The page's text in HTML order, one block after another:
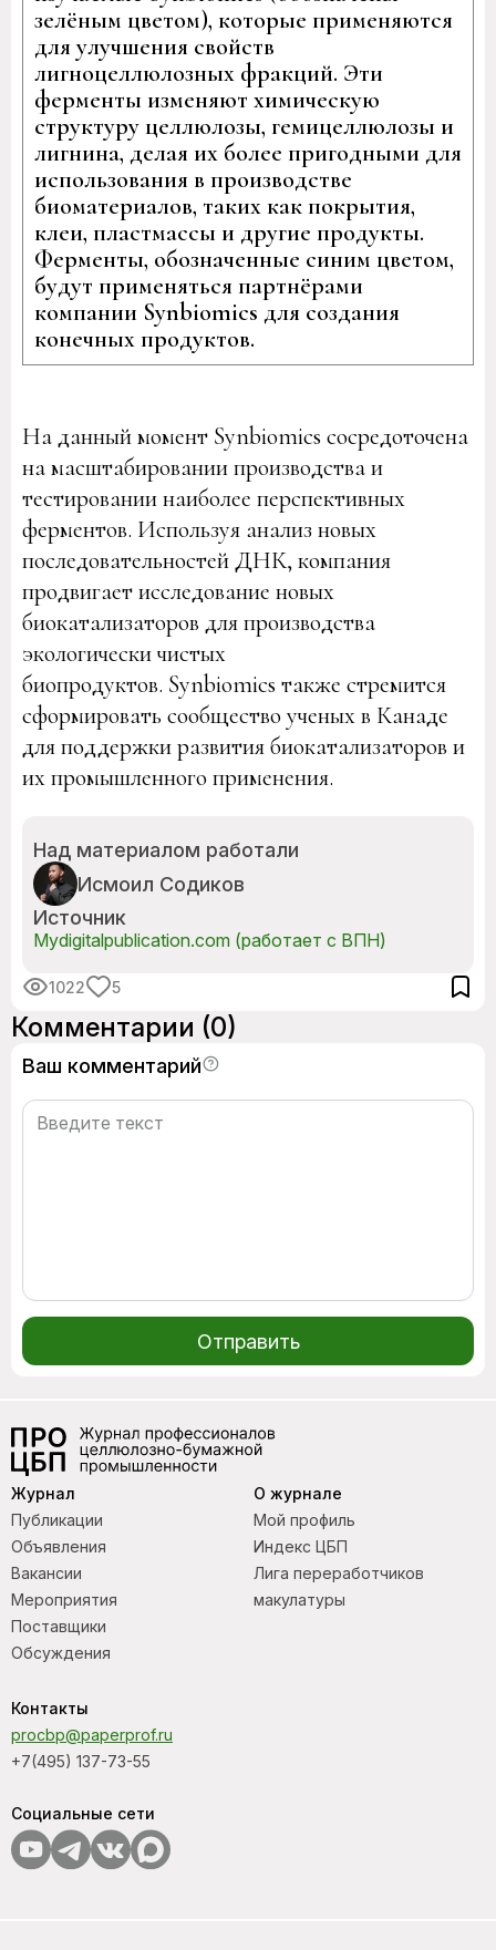
зелёным цветом), которые применяются
для улучшения свойств
лигноцеллюлозных фракций. Эти
ферменты изменяют химическую
структуру целлюлозы, гемицеллюлозы и
лигнина, делая их более пригодными для
использования в производстве
биоматериалов, таких как покрытия,
клеи, пластмассы и другие продукты.
Ферменты, обозначенные синим цветом,
будут применяться партнёрами
компании Synbiomics для создания
конечных продуктов.
На данный момент Synbiomics сосредоточена
на масштабировании производства и
тестировании наиболее перспективных
ферментов. Используя анализ новых
последовательностей ДНК, компания
продвигает исследование новых
биокатализаторов для производства
экологически чистых
биопродуктов. Synbiomics также стремится
сформировать сообщество ученых в Канаде
для поддержки развития биокатализаторов и
их промышленного применения.
Над материалом работали
Исмоил Содиков
Источник
Mydigitalpublication.com (работает с ВПН)
1022 5
Комментарии (0)
Ваш комментарий
Отправить
Контакты
procbp@paperprof.ru
+7(495) 137-73-55
О журнале
Мой профиль
Индекс ЦБП
Лига переработчиков
макулатуры
Журнал
Публикации
Объявления
Вакансии
Мероприятия
Поставщики
Обсуждения
Социальные сети